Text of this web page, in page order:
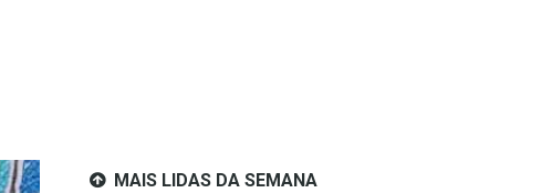
MAIS LIDAS DA SEMANA